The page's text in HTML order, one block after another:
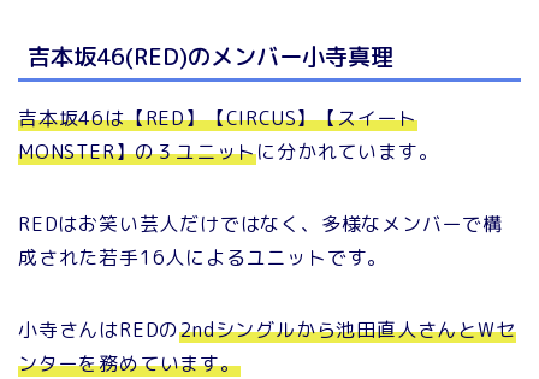
吉本坂46(RED)のメンバー小寺真理
吉本坂46は【RED】【CIRCUS】【スイート
MONSTER】の３ユニットに分かれています。
REDはお笑い芸人だけではなく、多様なメンバーで構
成された若手16人によるユニットです。
小寺さんはREDの2ndシングルから池田直人さんとWセ
ンターを務めています。